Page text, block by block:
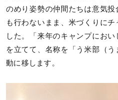
のめり姿勢の仲間たちは意気
も行わないまま、米づくりに
した。「来年のキャンプにお
を立てて、名称を「う米部（
動に移します。